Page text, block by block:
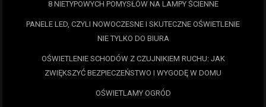
8 NIETYPOWYCH POMYSŁÓW NA LAMPY ŚCIENNE
PANELE LED, CZYLI NOWOCZESNE I SKUTECZNE OŚWIETLENIE
NIE TYLKO DO BIURA
OŚWIETLENIE SCHODÓW Z CZUJNIKIEM RUCHU: JAK
ZWIĘKSZYĆ BEZPIECZEŃSTWO I WYGODĘ W DOMU
OŚWIETLAMY OGRÓD